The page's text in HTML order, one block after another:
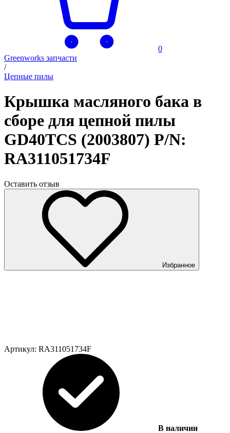
0
Greenworks запчасти
/
Цепные пилы
Крышка масляного бака в
сборе для цепной пилы
GD40TCS (2003807) P/N:
RA311051734F
Оставить отзыв
Избранное
Артикул: RA311051734F
В наличии